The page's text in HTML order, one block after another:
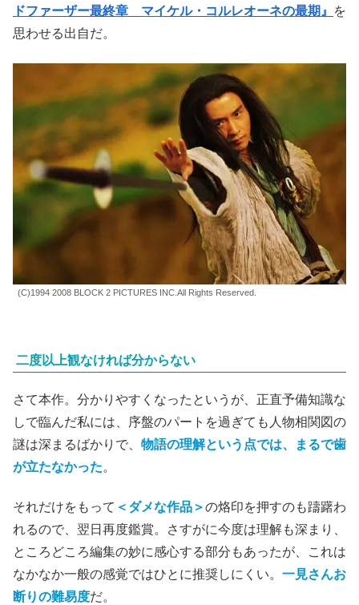
ドファーザー最終章 マイケル・コルレオーネの最期』
を
思わせる出自だ。
(C)1994 2008 BLOCK 2 PICTURES INC.All Rights Reserved.
二度以上観なければ分からない
さて本作。分かりやすくなったというが、正直予備知識な
しで臨んだ私には、序盤のパートを過ぎても人物相関図の
謎は深まるばかりで、 物語の理解という点では、まるで歯
が立たなかった。
それだけをもって ＜ダメな作品＞の烙印を押すのも躊躇わ
れるので、翌日再度鑑賞。さすがに今度は理解も深まり、
ところどころ編集の妙に感心する部分もあったが、これは
なかなか一般の感覚ではひとに推奨しにくい。 一見さんお
断りの難易度だ。